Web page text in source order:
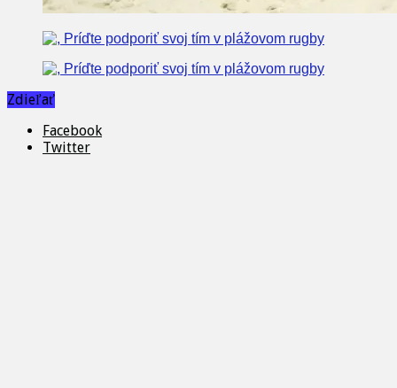
Zdieľať
Facebook
Twitter